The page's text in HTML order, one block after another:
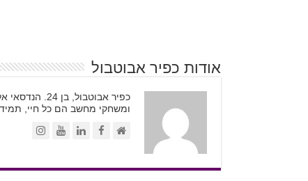
אודות כפיר אבוטבול
כפיר
ומשחקי מחשב הם כל חיי,